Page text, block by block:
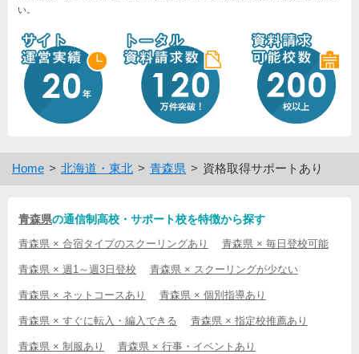
い。
Home 北海道・東北 青森県 資格取得サポートあり
青森県の通信制高校・サポート校を特徴から探す
青森県 × 合宿タイプのスクーリングあり 青森県 × 毎日登校可能
青森県 × 週1～週3日登校 青森県 × スクーリングが少ない
青森県 × ネットコースあり 青森県 × 個別指導あり
青森県 × すぐに転入・編入できる 青森県 × 指定校推薦あり
青森県 × 制服あり 青森県 × 行事・イベントあり